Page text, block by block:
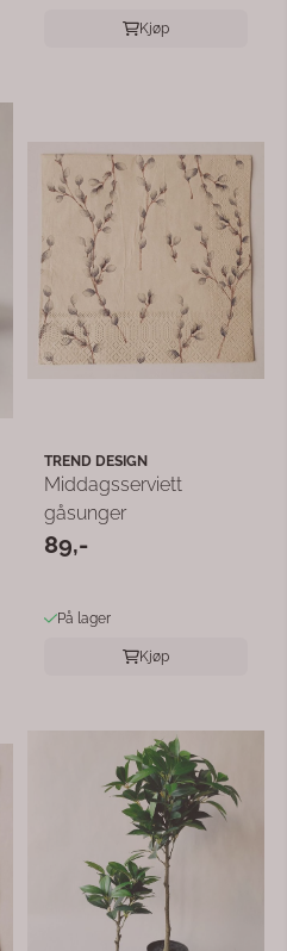
Kjøp
TREND DESIGN
Middagsserviett
gåsunger
89,-
På lager
Kjøp